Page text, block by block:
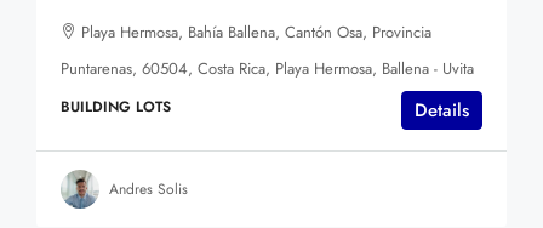
Playa Hermosa, Bahía Ballena, Cantón Osa, Provincia
Puntarenas, 60504, Costa Rica, Playa Hermosa, Ballena - Uvita
BUILDING LOTS Details
Andres Solis